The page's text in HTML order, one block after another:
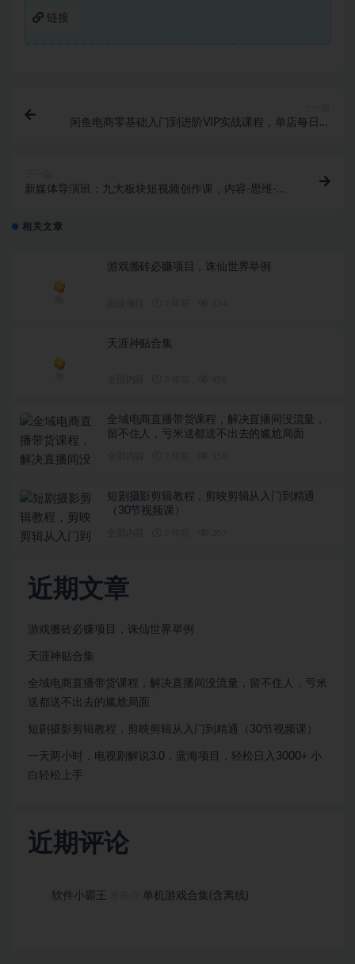
链接
闲鱼电商零基础入门到进阶VIP实战课程，单店每日净
新媒体导演班：九大板块短视频创作课，内容-思维-美
相关文章
游戏搬砖必赚项目，诛仙世界举例
天涯神贴合集
全域电商直播带货课程，解决直播间没流量，
留不住人，亏米送都送不出去的尴尬局面
短剧摄影剪辑教程，剪映剪辑从入门到精通
（30节视频课）
近期文章
游戏搬砖必赚项目，诛仙世界举例
天涯神贴合集
全域电商直播带货课程，解决直播间没流量，留不住人，亏米
送都送不出去的尴尬局面
短剧摄影剪辑教程，剪映剪辑从入门到精通（30节视频课）
一天两小时，电视剧解说3.0，蓝海项目，轻松日入3000+ 小
白轻松上手
近期评论
软件小霸王 单机游戏合集(含离线)